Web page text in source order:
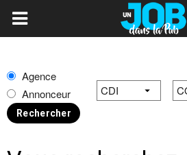
Agence
Annonceur